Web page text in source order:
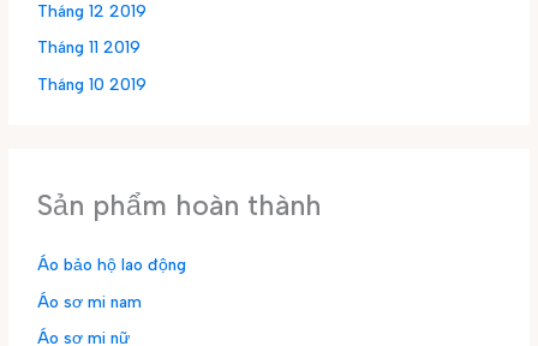
Tháng 12 2019
Tháng 11 2019
Tháng 10 2019
Sản phẩm hoàn thành
Áo bảo hộ lao động
Áo sơ mi nam
Áo sơ mi nữ